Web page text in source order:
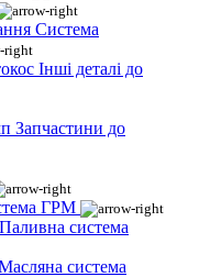
Система
Інші деталі до
Запчастини до
ГРМ
Паливна система
система